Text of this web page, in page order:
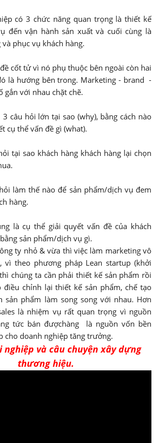
có 3 chức năng quan trọng là thiết kế
đến vận hành sản xuất và cuối cùng là
phục vụ khách hàng.
cốt tử vì nó phụ thuộc bên ngoài còn hai
là hướng bên trong. Marketing - brand -
gắn với nhau chặt chẽ.
câu hỏi lớn tại sao (why), bằng cách nào
cụ thể vấn đề gì (what).
tại sao khách hàng khách hàng lại chọn
làm thế nào để sản phẩm/dịch vụ đem
hàng.
là cụ thể giải quyết vấn đề của khách
sản phẩm/dịch vụ gì.
ty nhỏ & vừa thì việc làm marketing vô
vì theo phương pháp Lean startup (khởi
chúng ta cần phải thiết kế sản phẩm rồi
điều chỉnh lại thiết kế sản phẩm, chế tạo
sản phẩm làm song song với nhau. Hơn
là nhiệm vụ rất quan trọng vì nguồn
tức bán đượchàng là nguồn vốn bền
cho doanh nghiệp tăng trưởng.
nghiệp và câu chuyện xây dựng
thương hiệu.